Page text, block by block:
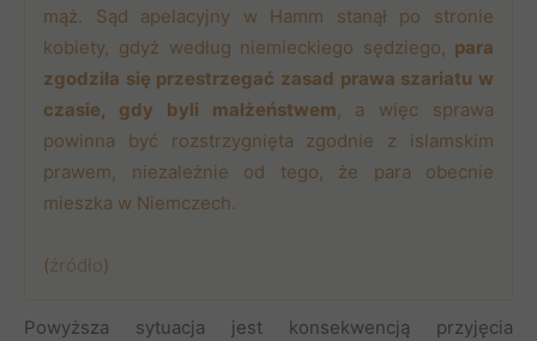
mąż. Sąd apelacyjny w Hamm stanął po stronie
kobiety, gdyż według niemieckiego sędziego, para
zgodziła się przestrzegać zasad prawa szariatu w
czasie, gdy byli małżeństwem, a więc sprawa
powinna być rozstrzygnięta zgodnie z islamskim
prawem, niezależnie od tego, że para obecnie
mieszka w Niemczech.
(źródło)
Powyższa sytuacja jest konsekwencją przyjęcia